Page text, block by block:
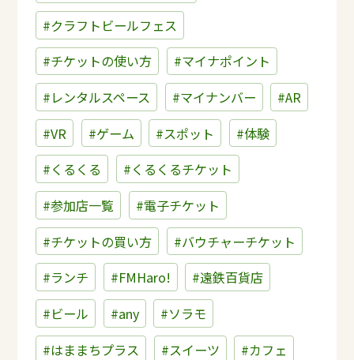
#クラフトビールフェス
#チケットの使い方
#マイナポイント
#レンタルスペース
#マイナンバー
#AR
#VR
#ゲーム #スポット
#体験
#くるくる
#くるくるチケット
#参加店一覧
#電子チケット
#チケットの買い方
#バウチャーチケット
#ランチ
#FMHaro!
#遠鉄百貨店
#ビール
#any
#ソラモ
#はままちプラス
#スイーツ #カフェ